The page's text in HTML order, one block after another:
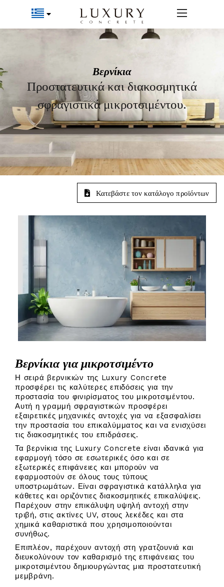
Βερνίκια
Προστατευτικά και διακοσμητικά
σφραγιστικά μικροτσιμέντου.
Κατεβάστε τον κατάλογο προϊόντων
Βερνίκια για μικροτσιμέντο
Η σειρά βερνικιών της Luxury Concrete
προσφέρει τις καλύτερες επιδόσεις για την
προστασία του φινιρίσματος του μικροτσιμέντου.
Αυτή η γραμμή σφραγιστικών προσφέρει
εξαιρετικές μηχανικές αντοχές για να εξασφαλίσει
την προστασία του επικαλύμματος και να ενισχύσει
τις διακοσμητικές του επιδράσεις.
Τα βερνίκια της Luxury Concrete είναι ιδανικά για
εφαρμογή τόσο σε εσωτερικές όσο και σε
εξωτερικές επιφάνειες και μπορούν να
εφαρμοστούν σε όλους τους τύπους
υποστρωμάτων. Είναι σφραγιστικά κατάλληλα για
κάθετες και οριζόντιες διακοσμητικές επικαλύψεις.
Παρέχουν στην επικάλυψη υψηλή αντοχή στην
τριβή, στις ακτίνες UV, στους λεκέδες και στα
χημικά καθαριστικά που χρησιμοποιούνται
συνήθως.
Επιπλέον, παρέχουν αντοχή στη γρατζουνιά και
διευκολύνουν τον καθαρισμό της επιφάνειας του
μικροτσιμέντου δημιουργώντας μια προστατευτική
μεμβράνη.